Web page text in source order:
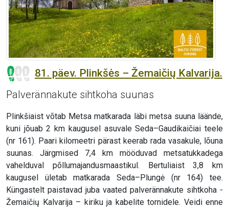
81. päev. Plinkšės – Žemaičių Kalvarija.
Palverännakute sihtkoha suunas
Plinkšiaist võtab Metsa matkarada läbi metsa suuna läände,
kuni jõuab 2 km kaugusel asuvale Seda–Gaudikaičiai teele
(nr 161). Paari kilomeetri pärast keerab rada vasakule, lõuna
suunas. Järgmised 7,4 km mööduvad metsatukkadega
vahelduval põllumajandusmaastikul. Bertuliaist 3,8 km
kaugusel ületab matkarada Seda–Plungė (nr 164) tee.
Küngastelt paistavad juba vaated palverännakute sihtkoha -
Žemaičių Kalvarija – kiriku ja kabelite tornidele. Veidi enne